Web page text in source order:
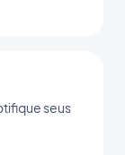
seus